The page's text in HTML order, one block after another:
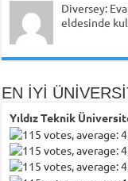
Diversey:
eldesinde
EN İYİ
Yıldız Teknik